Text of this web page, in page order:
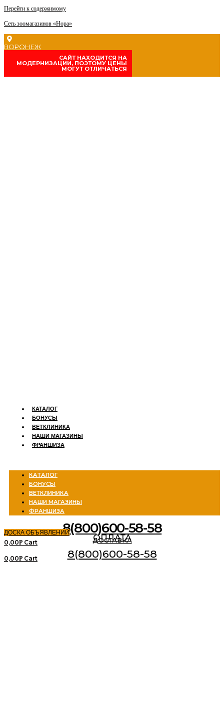
Перейти к содержимому
Сеть зоомагазинов «Нора»
ВОРОНЕЖ
CАЙТ НАХОДИТСЯ НА
МОДЕРНИЗАЦИИ, ПОЭТОМУ ЦЕНЫ
МОГУТ ОТЛИЧАТЬСЯ
КАТАЛОГ
БОНУСЫ
ВЕТКЛИНИКА
НАШИ МАГАЗИНЫ
ФРАНШИЗА
КАТАЛОГ
БОНУСЫ
ВЕТКЛИНИКА
НАШИ МАГАЗИНЫ
ФРАНШИЗА
8(800)600-58-58
ДОСКА ОБЪЯВЛЕНИЙ
ДОСТАВКА
ОПЛАТА
0,00Р Cart
8(800)600-58-58
0,00Р Cart